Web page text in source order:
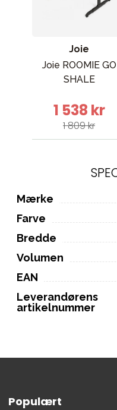
Joie
Joie ROOMIE GO
SHALE
1 538 kr
1 809 kr
Mærke
Farve
Bredde
Volumen
EAN
Leverandørens
artikelnummer
Populært